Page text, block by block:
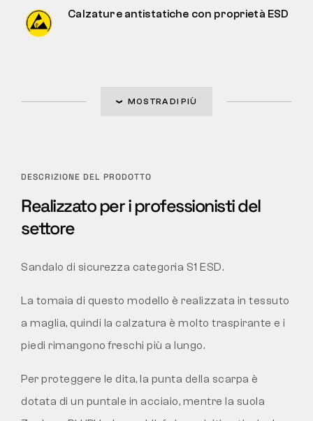
Calzature antistatiche con proprietà ESD
MOSTRA DI PIÙ
DESCRIZIONE DEL PRODOTTO
Realizzato per i professionisti del
settore
Sandalo di sicurezza categoria S1 ESD.
La tomaia di questo modello è realizzata in tessuto
a maglia, quindi la calzatura è molto traspirante e i
piedi rimangono freschi più a lungo.
Per proteggere le dita, la punta della scarpa è
dotata di un puntale in acciaio, mentre la suola